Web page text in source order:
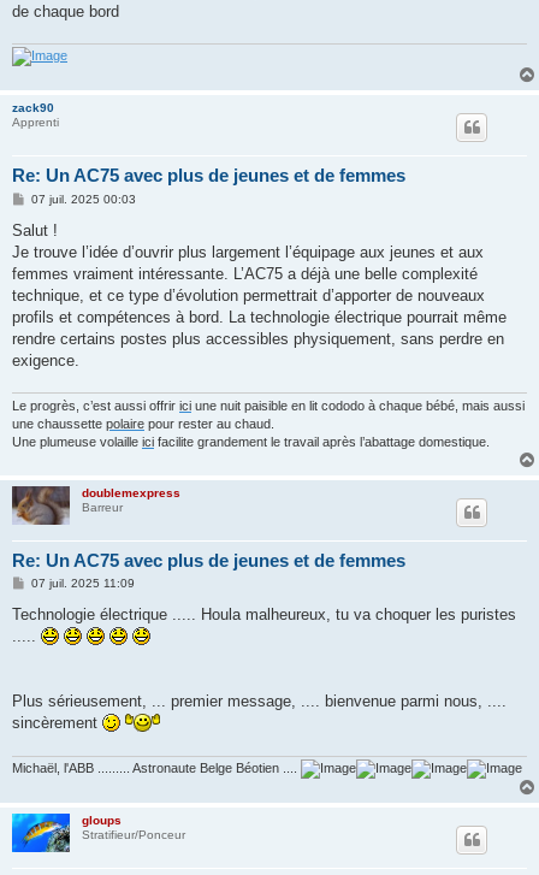
de chaque bord
zack90
Apprenti
Re: Un AC75 avec plus de jeunes et de femmes
M
s
a
g
07 juil. 2025 00:03
Salut !
Je trouve l’idée d’ouvrir plus largement l’équipage aux jeunes et aux
femmes vraiment intéressante. L’AC75 a déjà une belle complexité
technique, et ce type d’évolution permettrait d’apporter de nouveaux
profils et compétences à bord. La technologie électrique pourrait même
rendre certains postes plus accessibles physiquement, sans perdre en
exigence.
Le progrès, c’est aussi offrir ici une nuit paisible en lit cododo à chaque bébé, mais aussi
une chaussette polaire pour rester au chaud.
Une plumeuse volaille ici facilite grandement le travail après l’abattage domestique.
doublemexpress
Barreur
Re: Un AC75 avec plus de jeunes et de femmes
M
s
a
07 juil. 2025 11:09
Technologie électrique ..... Houla malheureux, tu va choquer les puristes
.....
Plus sérieusement, ... premier message, .... bienvenue parmi nous, ....
sincèrement
Michaël, l'ABB ......... Astronaute Belge Béotien ....
gloups
Stratifieur/Ponceur